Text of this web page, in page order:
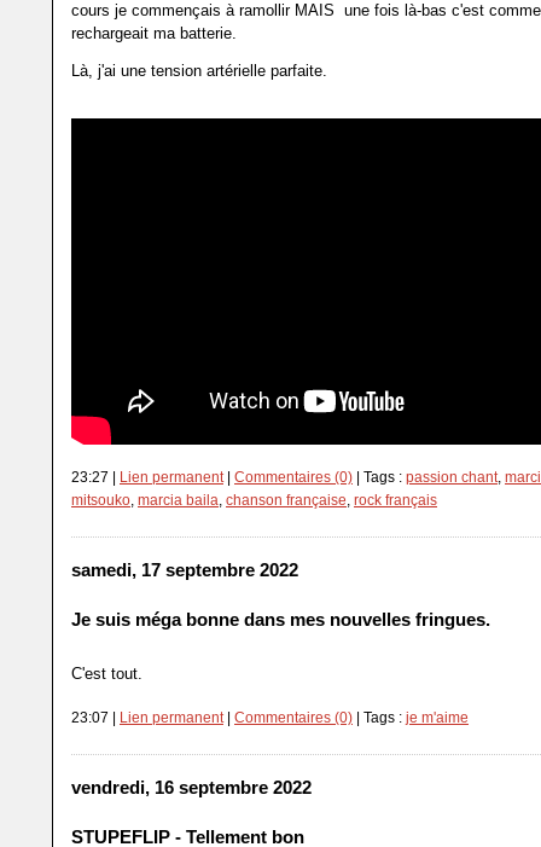
cours je commençais à ramollir MAIS une fois là-bas c'est
rechargeait ma batterie.
Là, j'ai une tension artérielle parfaite.
23:27 | Lien permanent | Commentaires (0) | Tags : passion chant
mitsouko marcia baila chanson française rock français
samedi, 17 septembre 2022
Je suis méga bonne dans mes nouvelles fringues.
C'est tout.
23:07 | Lien permanent| Commentaires (0) | Tags : je m'aime
vendredi, 16 septembre 2022
STUPEFLIP - Tellement bon